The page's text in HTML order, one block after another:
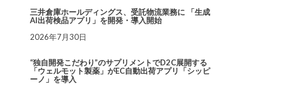
三井倉庫ホールディングス、受託物流業務に 「生成
AI出荷検品アプリ」を開発・導入開始
2026年7月30日
“独自開発こだわり”のサプリメントでD2C展開する
「ウェルモット製薬」がEC自動出荷アプリ「シッピ
ーノ」を導入